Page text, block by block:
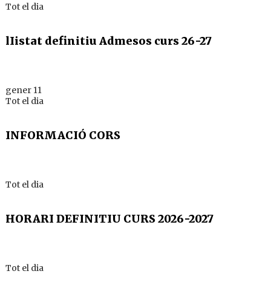
Tot el dia
lIistat definitiu Admesos curs 26-27
gener 11
Tot el dia
INFORMACIÓ CORS
Tot el dia
HORARI DEFINITIU CURS 2026-2027
Tot el dia